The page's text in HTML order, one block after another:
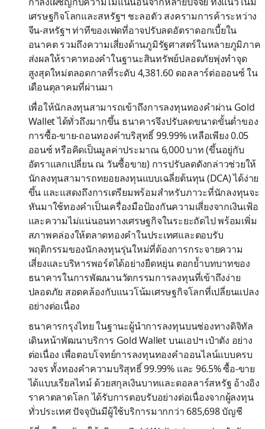
เศรษฐกิจโลกและสหรัฐฯ ชะลอตัว สงครามการค้าระหว่าง
จีน-สหรัฐฯ ท่าทีของเฟดที่อาจปรับลดอัตราดอกเบี้ยใน
อนาคต รวมถึงความเสี่ยงด้านภูมิรัฐศาสตร์ในหลายภูมิภาค
ส่งผลให้ราคาทองคำในฐานะสินทรัพย์ปลอดภัยพุ่งทำจุด
สูงสุดใหม่ตลอดกาลที่ระดับ 4,381.60 ดอลลาร์ต่อออนซ์ ใน
เดือนตุลาคมที่ผ่านมา
เพื่อให้นักลงทุนสามารถเข้าถึงการลงทุนทองคำผ่าน Gold
Wallet ได้ทั่วถึงมากขึ้น ธนาคารจึงปรับลดขนาดขั้นต่ำของ
การซื้อ-ขาย-ถอนทองคำบริสุทธิ์ 99.99% เหลือเพียง 0.05
ออนซ์ หรือคิดเป็นมูลค่าประมาณ 6,000 บาท (ขึ้นอยู่กับ
อัตราแลกเปลี่ยน ณ วันซื้อขาย) การปรับลดดังกล่าวช่วยให้
นักลงทุนสามารถทยอยลงทุนแบบเฉลี่ยต้นทุน (DCA) ได้ง่าย
ขึ้น และแสดงถึงการเตรียมพร้อมสำหรับภาวะที่นักลงทุนจะ
หันมาใช้ทองคำเป็นเครื่องมือป้องกันความเสี่ยงจากเงินเฟ้อ
และความไม่แน่นอนทางเศรษฐกิจในระยะถัดไป พร้อมเพิ่ม
สภาพคล่องให้ตลาดทองคำในประเทศและตอบรับ
พฤติกรรมของนักลงทุนรุ่นใหม่ที่ต้องการกระจายความ
เสี่ยงและบริหารพอร์ตได้อย่างยืดหยุ่น ตอกย้ำบทบาทของ
ธนาคารในการพัฒนานวัตกรรมการลงทุนที่เข้าถึงง่าย
ปลอดภัย สอดคล้องกับแนวโน้มเศรษฐกิจโลกที่เปลี่ยนแปลง
อย่างต่อเนื่อง
ธนาคารกรุงไทย ในฐานะผู้นำการลงทุนบนช่องทางดิจิทัล
เดินหน้าพัฒนาบริการ Gold Wallet บนแอปฯ เป๋าตัง อย่าง
ต่อเนื่อง เพื่อตอบโจทย์การลงทุนทองคำออนไลน์แบบครบ
วงจร ทั้งทองคำความบริสุทธิ์ 99.99% และ 96.5% ซื้อ-ขาย
ได้แบบเรียลไทม์ ด้วยสกุลเงินบาทและดอลลาร์สหรัฐ อ้างอิง
ราคาตลาดโลก ได้รับการตอบรับอย่างต่อเนื่องจากผู้ลงทุน
ทั่วประเทศ ปัจจุบันมีผู้ใช้บริการมากกว่า 685,698 บัญชี